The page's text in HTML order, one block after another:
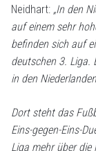
Neidhart: „In den
auf einem sehr
befinden sich auf
deutschen 3. Liga.
in den
Dort steht das
Eins-gegen-Eins-
Liga mehr über die